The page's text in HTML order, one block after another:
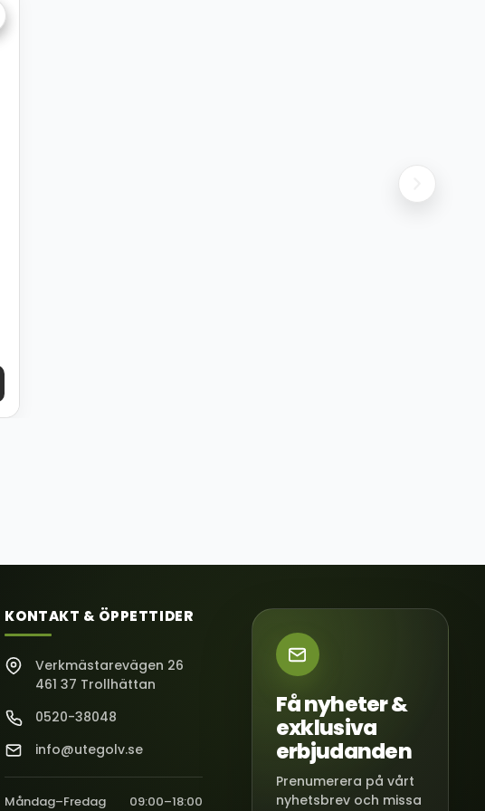
KONTAKT & ÖPPETTIDER
Verkmästarevägen 26
461 37 Trollhättan
0520-38048
info@utegolv.se
Måndag–Fredag 09:00–18:00
Få nyheter &
exklusiva
erbjudanden
Prenumerera på vårt
nyhetsbrev och missa